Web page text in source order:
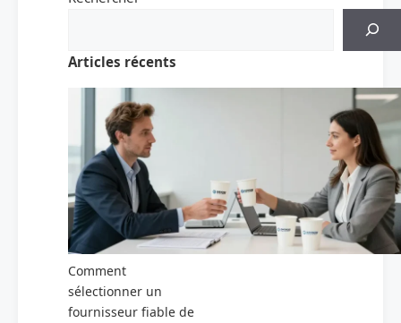
Articles récents
Comment
sélectionner un
fournisseur fiable de